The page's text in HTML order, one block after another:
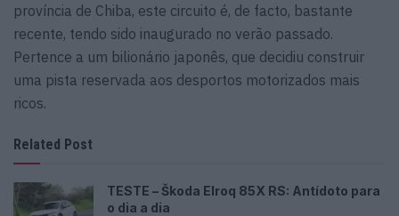
província de Chiba, este circuito é, de facto, bastante
recente, tendo sido inaugurado no verão passado.
Pertence a um bilionário japonês, que decidiu construir
uma pista reservada aos desportos motorizados mais
ricos.
Related Post
TESTE – Škoda Elroq 85X RS: Antídoto para
o dia a dia